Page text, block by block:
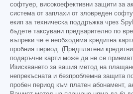
софтуер, високоефективни защити за
система от заплахи от зловреден
екип за техническа поддръжка чрез
бъдете таксувани предварително по
въпреки че е необходима кредитна
пробния период. (Предплатени
подаръчни карти може да не се
Изискването за вашия метод на
непрекъсната и безпроблемна защита
пробен период към платен абонамент,